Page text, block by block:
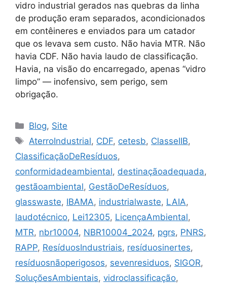
vidro industrial gerados nas quebras da linha
de produção eram separados, acondicionados
em contêineres e enviados para um catador
que os levava sem custo. Não havia MTR. Não
havia CDF. Não havia laudo de classificação.
Havia, na visão do encarregado, apenas “vidro
limpo” — inofensivo, sem perigo, sem
obrigação.
Blog, Site
AterroIndustrial, CDF, cetesb, ClasseIIB,
ClassificaçãoDeResíduos,
conformidadeambiental, destinaçãoadequada,
gestãoambiental, GestãoDeResíduos,
glasswaste, IBAMA, industrialwaste, LAIA,
laudotécnico, Lei12305, LicençaAmbiental,
MTR, nbr10004, NBR10004_2024, pgrs, PNRS,
RAPP, ResíduosIndustriais, resíduosinertes,
resíduosnãoperigosos, sevenresiduos, SIGOR,
SoluçõesAmbientais, vidroclassificação,